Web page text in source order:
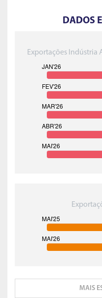
DADOS
Exportações Indústria
MAIS